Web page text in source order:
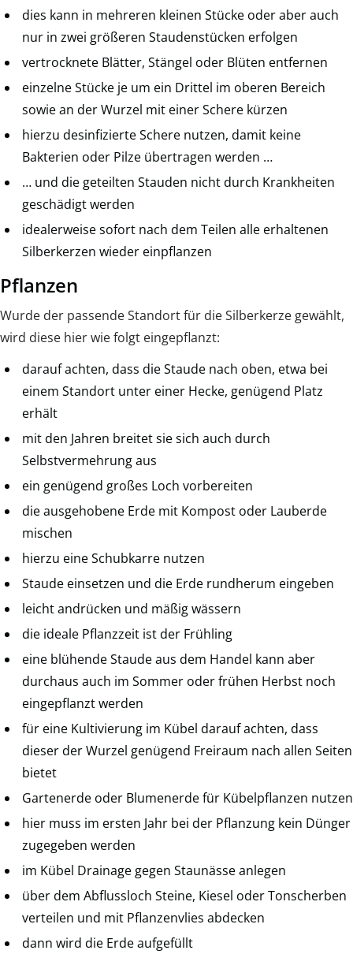
dies kann in mehreren kleinen Stücke oder aber auch
nur in zwei größeren Staudenstücken erfolgen
vertrocknete Blätter, Stängel oder Blüten entfernen
einzelne Stücke je um ein Drittel im oberen Bereich
sowie an der Wurzel mit einer Schere kürzen
hierzu desinfizierte Schere nutzen, damit keine
Bakterien oder Pilze übertragen werden …
… und die geteilten Stauden nicht durch Krankheiten
geschädigt werden
idealerweise sofort nach dem Teilen alle erhaltenen
Silberkerzen wieder einpflanzen
Pflanzen
Wurde der passende Standort für die Silberkerze gewählt,
wird diese hier wie folgt eingepflanzt:
darauf achten, dass die Staude nach oben, etwa bei
einem Standort unter einer Hecke, genügend Platz
erhält
mit den Jahren breitet sie sich auch durch
Selbstvermehrung aus
ein genügend großes Loch vorbereiten
die ausgehobene Erde mit Kompost oder Lauberde
mischen
hierzu eine Schubkarre nutzen
Staude einsetzen und die Erde rundherum eingeben
leicht andrücken und mäßig wässern
die ideale Pflanzzeit ist der Frühling
eine blühende Staude aus dem Handel kann aber
durchaus auch im Sommer oder frühen Herbst noch
eingepflanzt werden
für eine Kultivierung im Kübel darauf achten, dass
dieser der Wurzel genügend Freiraum nach allen Seiten
bietet
Gartenerde oder Blumenerde für Kübelpflanzen nutzen
hier muss im ersten Jahr bei der Pflanzung kein Dünger
zugegeben werden
im Kübel Drainage gegen Staunässe anlegen
über dem Abflussloch Steine, Kiesel oder Tonscherben
verteilen und mit Pflanzenvlies abdecken
dann wird die Erde aufgefüllt